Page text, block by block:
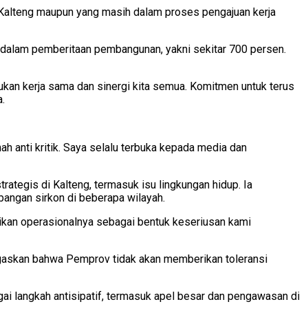
maupun yang masih dalam proses pengajuan kerja
pemberitaan pembangunan, yakni sekitar 700 persen.
kerja sama dan sinergi kita semua. Komitmen untuk terus
anti kritik. Saya selalu terbuka kepada media dan
di Kalteng, termasuk isu lingkungan hidup. Ia
sirkon di beberapa wilayah.
operasionalnya sebagai bentuk keseriusan kami
bahwa Pemprov tidak akan memberikan toleransi
langkah antisipatif, termasuk apel besar dan pengawasan di